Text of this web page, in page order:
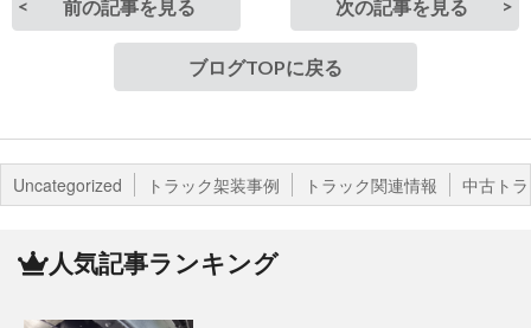
前の記事を見る 次の記事を見る
ブログTOPに戻る
Uncategorized トラック架装事例 トラック関連情報 中古ト
人気記事ランキング